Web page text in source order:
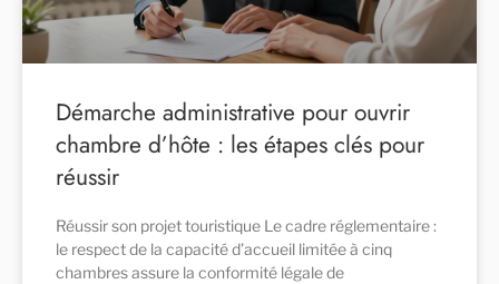
Démarche administrative pour ouvrir
chambre d’hôte : les étapes clés pour
réussir
Réussir son projet touristique Le cadre réglementaire :
le respect de la capacité d’accueil limitée à cinq
chambres assure la conformité légale de